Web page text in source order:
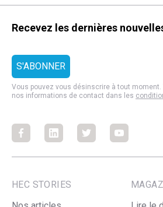
Recevez les dernières
Vous pouvez vous désinscrire à tout
nos informations de contact dans les
FacebookFacebookFacebookFacebook
HEC STORIES